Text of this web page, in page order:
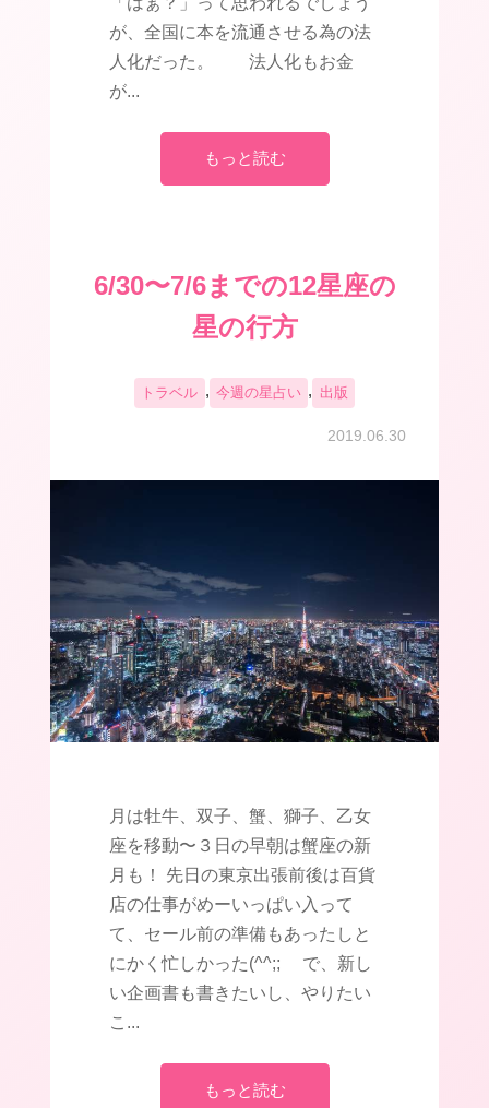
が、全国に本を流通させる為の法
人化だった。 法人化もお金
が...
もっと読む
6/30〜7/6までの12星座の
星の行方
トラベル , 今週の星占い , 出版
2019.06.30
月は牡牛、双子、蟹、獅子、乙女
座を移動〜３日の早朝は蟹座の新
月も！ 先日の東京出張前後は百貨
店の仕事がめーいっぱい入って
て、セール前の準備もあったしと
にかく忙しかった(^^;; で、新し
い企画書も書きたいし、やりたい
こ...
もっと読む